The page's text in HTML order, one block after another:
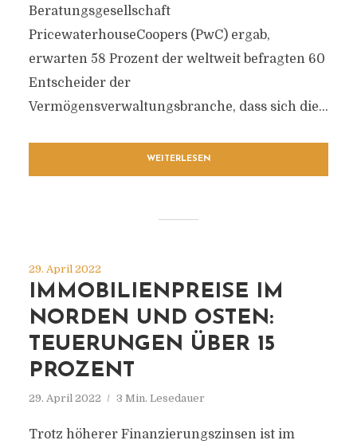
Beratungsgesellschaft
PricewaterhouseCoopers (PwC) ergab,
erwarten 58 Prozent der weltweit befragten 60
Entscheider der
Vermögensverwaltungsbranche, dass sich die...
WEITERLESEN
29. April 2022
IMMOBILIENPREISE IM
NORDEN UND OSTEN:
TEUERUNGEN ÜBER 15
PROZENT
29. April 2022 3 Min. Lesedauer
Trotz höherer Finanzierungszinsen ist im